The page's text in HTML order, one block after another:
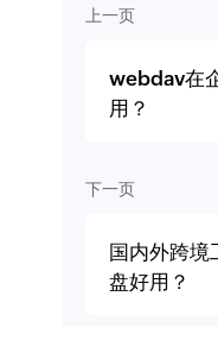
上一页
webdav在
用？
下一页
国内外跨境
盘好用？